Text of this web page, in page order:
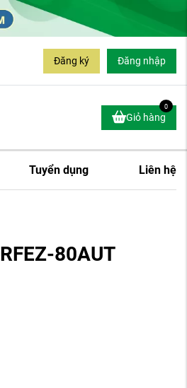
Đăng ký Đăng nhập
Giỏ hàng
0
Tuyển dụng Liên hệ
80AUT